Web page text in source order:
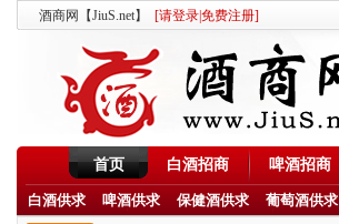
酒商网【JiuS.net】 [请登录免费注册]
首页 白酒招商 啤酒招商
白酒供求 啤酒供求 保健酒供求 葡萄酒供求